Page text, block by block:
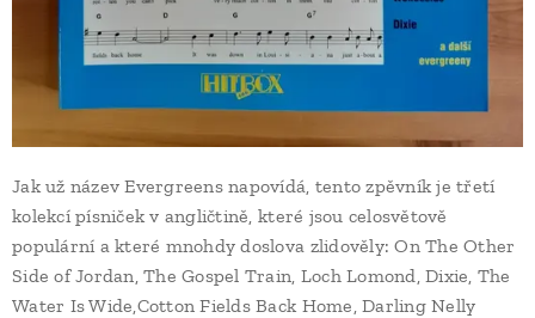
Jak už název Evergreens napovídá, tento zpěvník je třetí
kolekcí písniček v angličtině, které jsou celosvětově
populární a které mnohdy doslova zlidověly: On The Other
Side of Jordan, The Gospel Train, Loch Lomond, Dixie, The
Water Is Wide,Cotton Fields Back Home, Darling Nelly